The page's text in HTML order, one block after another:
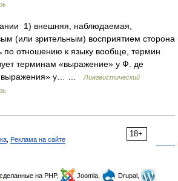
1) внешняя, наблюдаемая,
(или зрительным) восприятием сторона
по отношению к языку вообще, термин
терминам «выражение» у Ф. де
выражения» у… …
Лингвистический
18+
Реклама на сайте
, сделанные на PHP, Joomla,
Drupal,